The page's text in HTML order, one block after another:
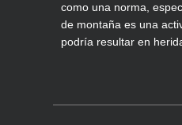
como una norma,
de montaña es una
podría resultar en